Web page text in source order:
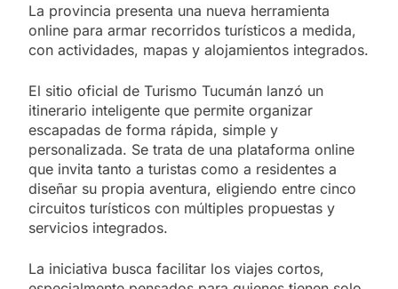
La provincia presenta una nueva herramienta
online para armar recorridos turísticos a medida,
con actividades, mapas y alojamientos integrados.
El sitio oficial de Turismo Tucumán lanzó un
itinerario inteligente que permite organizar
escapadas de forma rápida, simple y
personalizada. Se trata de una plataforma online
que invita tanto a turistas como a residentes a
diseñar su propia aventura, eligiendo entre cinco
circuitos turísticos con múltiples propuestas y
servicios integrados.
La iniciativa busca facilitar los viajes cortos,